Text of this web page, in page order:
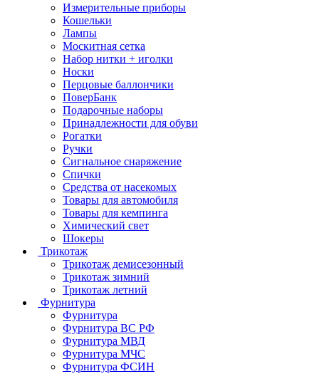
Измерительные приборы
Кошельки
Лампы
Москитная сетка
Набор нитки + иголки
Носки
Перцовые баллончики
ПоверБанк
Подарочные наборы
Принадлежности для обуви
Рогатки
Ручки
Сигнальное снаряжение
Спички
Средства от насекомых
Товары для автомобиля
Товары для кемпинга
Химический свет
Шокеры
Трикотаж
Трикотаж демисезонный
Трикотаж зимний
Трикотаж летний
Фурнитура
Фурнитура
Фурнитура ВС РФ
Фурнитура МВД
Фурнитура МЧС
Фурнитура ФСИН